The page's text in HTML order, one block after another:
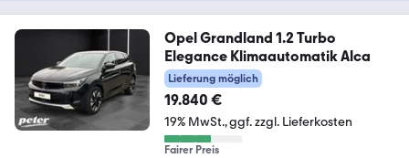
Opel Grandland 1.2 Turbo
Elegance Klimaautomatik Alca
Lieferung möglich
19.840 €
19% MwSt. ggf. zzgl. Lieferkosten
Fairer Preis